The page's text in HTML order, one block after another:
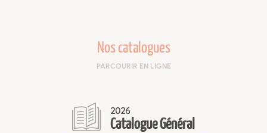
Nos catalogues
PARCOURIR EN LIGNE
2026
Catalogue Général